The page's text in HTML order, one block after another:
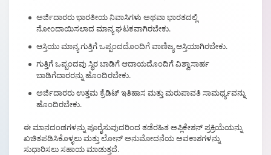
ಅರ್ಜಿದಾರರು ಭಾರತೀಯ ನಿವಾಸಿಗಳು ಅಥವಾ ಭಾರತದಲ್ಲಿ
ನೋಂದಾಯಿಸಲಾದ ಮಾನ್ಯ ಘಟಕವಾಗಿರಬೇಕು.
ಆಸ್ತಿಯು ಮಾನ್ಯ ಗುತ್ತಿಗೆ ಒಪ್ಪಂದದೊಂದಿಗೆ ವಾಣಿಜ್ಯ ಆಸ್ತಿಯಾಗಿರಬೇಕು.
ಗುತ್ತಿಗೆ ಒಪ್ಪಂದವು ಸ್ಥಿರ ಬಾಡಿಗೆ ಆದಾಯದೊಂದಿಗೆ ವಿಶ್ವಾಸಾರ್ಹ
ಬಾಡಿಗೆದಾರರನ್ನು ಹೊಂದಿರಬೇಕು.
ಅರ್ಜಿದಾರರು ಉತ್ತಮ ಕ್ರೆಡಿಟ್ ಇತಿಹಾಸ ಮತ್ತು ಮರುಪಾವತಿ ಸಾಮರ್ಥ್ಯವನ್ನು
ಹೊಂದಿರಬೇಕು.
ಈ ಮಾನದಂಡಗಳನ್ನು ಪೂರೈಸುವುದರಿಂದ ತಡೆರಹಿತ ಅಪ್ಲಿಕೇಶನ್ ಪ್ರಕ್ರಿಯೆಯನ್ನು
ಖಚಿತಪಡಿಸಿಕೊಳ್ಳಲು ಮತ್ತು ಲೋನ್ ಅನುಮೋದನೆಯ ಅವಕಾಶಗಳನ್ನು
ಸುಧಾರಿಸಲು ಸಹಾಯ ಮಾಡುತ್ತದೆ.